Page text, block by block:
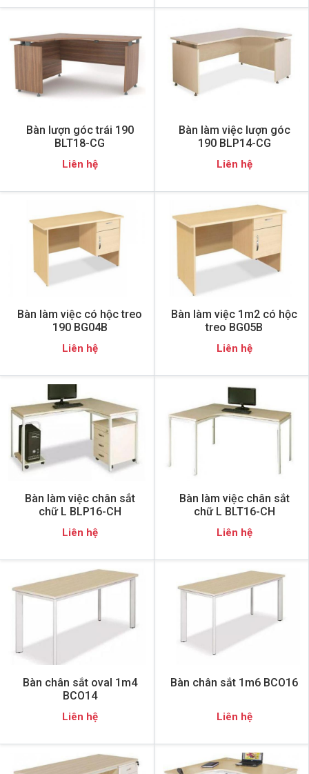
Bàn lượn góc trái 190
BLT18-CG
Liên hệ
Bàn làm việc lượn góc
190 BLP14-CG
Liên hệ
Bàn làm việc có hộc treo
190 BG04B
Liên hệ
Bàn làm việc 1m2 có hộc
treo BG05B
Liên hệ
Bàn làm việc chân sắt
chữ L BLP16-CH
Liên hệ
Bàn làm việc chân sắt
chữ L BLT16-CH
Liên hệ
Bàn chân sắt oval 1m4
BCO14
Liên hệ
Bàn chân sắt 1m6 BCO16
Liên hệ